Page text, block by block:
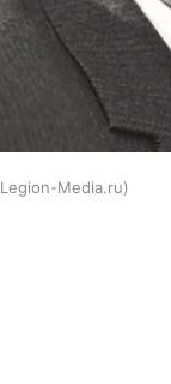
Legion-Media.ru